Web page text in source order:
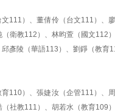
111）、董倩伶（台文111）、
衛教112）、林昀萱（國文112
彥陵（華語113）、劉錚（教育
110）、張婕汝（企管111）、
社教111）、胡若水（教育109